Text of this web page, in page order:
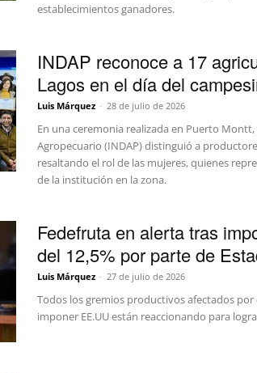
establecimientos ganadores.
INDAP reconoce a 17
Lagos en el día del
Luis Márquez - 28 de julio de 2026
En una ceremonia realizada en Puerto
Agropecuario (INDAP) distinguió a
resaltando el rol de las mujeres, quienes
de la institución en la zona.
Fedefruta en alerta tras
del 12,5% por parte de
Luis Márquez - 27 de julio de 2026
Todos los gremios productivos afectados
imponer EE.UU están reaccionando para